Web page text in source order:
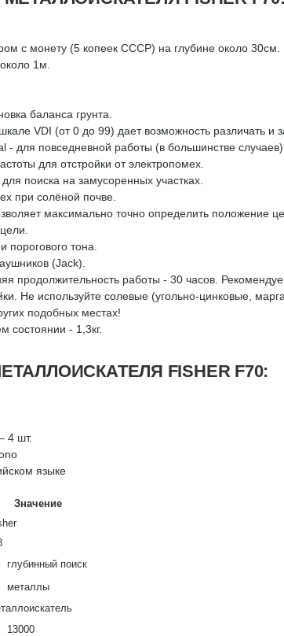
с монету (5 копеек СССР) на глубине около 30см.
1м.
баланса грунта.
VDI (от 0 до 99) дает возможность различать и
- для повседневной работы (в большинстве
для отстройки от электропомех.
поиска на замусоренных участках.
при солёной почве.
максимально точно определить положение
порогового тона.
(Jack).
продолжительность работы - 30 часов.
Не используйте солевые (угольно-цинковые,
подобных местах!
состоянии - 1,3кг.
FISHER F70:
4 шт.
языке
Значение
глубинный поиск
металлы
13000